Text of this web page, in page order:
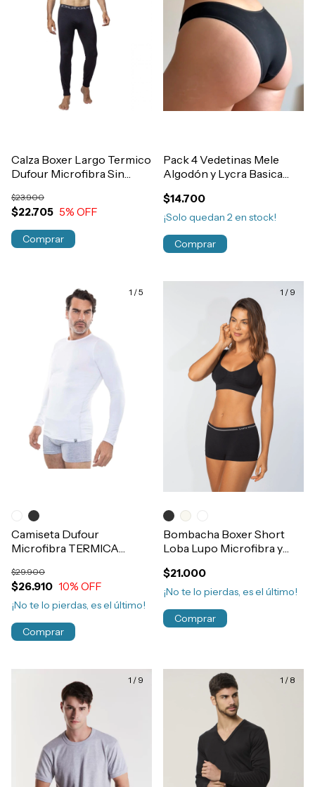
Calza Boxer Largo Termico
Dufour Microfibra Sin
$22.705
$23.900
5% OFF
Comprar
Pack 4 Vedetinas Mele
Algodón y Lycra Basica
$14.700
¡Solo quedan 2en stock!
Comprar
1 /5
Camiseta Dufour
Microfibra TERMICA
Hombre Art.11945
$26.910
$29.900
10% OFF
¡No te lo pierdas, es el último!
Comprar
1 / 9
Bombacha Boxer Short
Loba Lupo Microfibra y
Art.41800
$21.000
¡No te lo pierdas, es el último!
Comprar
1 / 9 1 / 8